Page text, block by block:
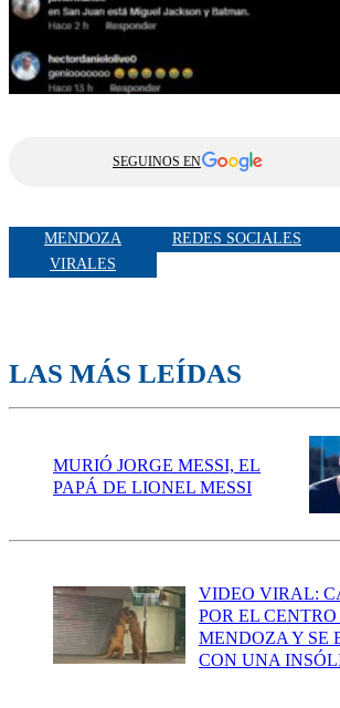
SEGUINOS EN
MENDOZA REDES SOCIALES
VIRALES
LAS MÁS LEÍDAS
MURIÓ JORGE MESSI, EL
PAPÁ DE LIONEL MESSI
VIDEO VIRAL:
POR EL CENTRO
MENDOZA Y SE
CON UNA